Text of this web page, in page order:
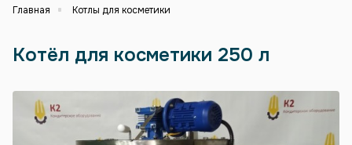
Главная Котлы для косметики
Котёл для косметики 250 л